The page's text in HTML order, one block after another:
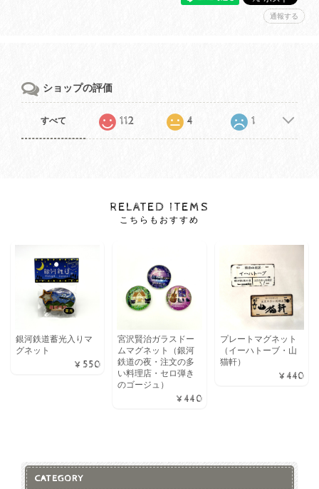
通報する
ショップの評価
すべて 112 4 1
RELATED ITEMS
こちらもおすすめ
銀河鉄道蓄光入りマ
グネット
¥550
宮沢賢治ガラスドー
ムマグネット（銀河
鉄道の夜・注文の多
い料理店・セロ弾き
のゴージュ）
¥440
プレートマグネット
（イーハトーブ・山
猫軒）
¥440
CATEGORY